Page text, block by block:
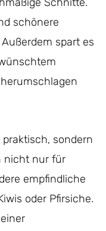
schönere
spart es
sondern
nicht nur für
empfindliche
oder Pfirsiche.